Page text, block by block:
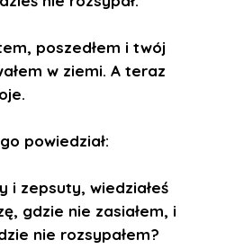
poszedłem i twój
w ziemi. A teraz
powiedział:
i zepsuty, wiedziałeś
gdzie nie zasiałem, i
nie rozsypałem?